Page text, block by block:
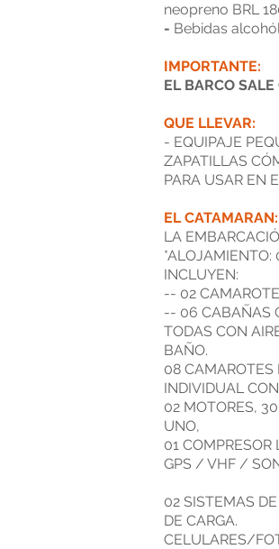
neopreno BRL
- Bebidas
IMPORTANTE:
EL BARCO
QUE LLEVAR:
- EQUIPAJE
ZAPATILLAS
PARA USAR EN
EL CATAMARAN:
LA
*ALOJAMIENTO:
INCLUYEN:
-- 02
-- 06 CABAÑAS
TODAS CON
BAÑO.
08 CAMAROTES
INDIVIDUAL
02 MOTORES,
UNO,
01
GPS / VHF /
02 SISTEMAS
DE CARGA.
CELULARES/